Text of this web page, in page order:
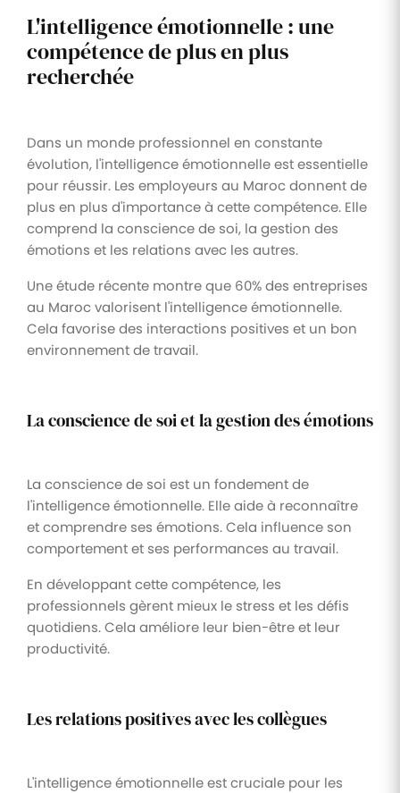
L'intelligence émotionnelle : une
compétence de plus en plus
recherchée
Dans un monde professionnel en constante
évolution, l'intelligence émotionnelle est essentielle
pour réussir. Les employeurs au Maroc donnent de
plus en plus d'importance à cette compétence. Elle
comprend la conscience de soi, la gestion des
émotions et les relations avec les autres.
Une étude récente montre que 60% des entreprises
au Maroc valorisent l'intelligence émotionnelle.
Cela favorise des interactions positives et un bon
environnement de travail.
La conscience de soi et la gestion des émotions
La conscience de soi est un fondement de
l'intelligence émotionnelle. Elle aide à reconnaître
et comprendre ses émotions. Cela influence son
comportement et ses performances au travail.
En développant cette compétence, les
professionnels gèrent mieux le stress et les défis
quotidiens. Cela améliore leur bien-être et leur
productivité.
Les relations positives avec les collègues
L'intelligence émotionnelle est cruciale pour les